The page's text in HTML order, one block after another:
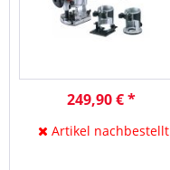
249,90 € *
Artikel nachbestellt